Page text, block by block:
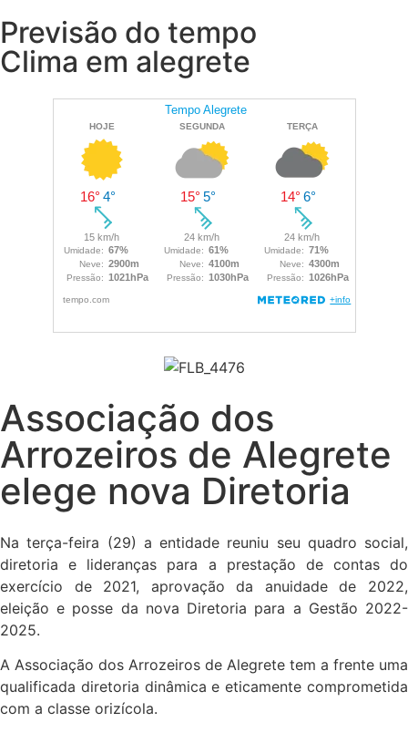
Previsão do tempo
Clima em alegrete
Associação dos
Arrozeiros de Alegrete
elege nova Diretoria
Na terça-feira (29) a entidade reuniu seu quadro social,
diretoria e lideranças para a prestação de contas do
exercício de 2021, aprovação da anuidade de 2022,
eleição e posse da nova Diretoria para a Gestão 2022-
2025.
A Associação dos Arrozeiros de Alegrete tem a frente uma
qualificada diretoria dinâmica e eticamente comprometida
com a classe orizícola.